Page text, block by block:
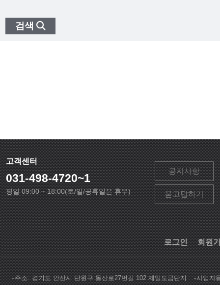
검색
고객센터
031-498-4720~1
평일 09:00 ~ 18:00(토/일/공휴일은 휴무)
공지사항
묻고답하기
로그인 회원
주소 경기도 안산시 단원구 동산로27번길 102 제일도금단지 사업자